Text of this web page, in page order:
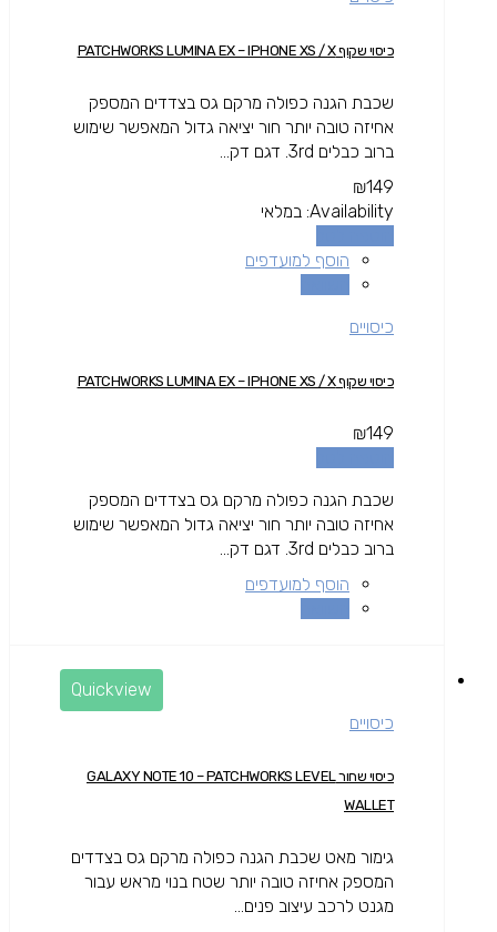
כיסוי שקוף PATCHWORKS LUMINA EX – IPHONE XS / X
שכבת הגנה כפולה מרקם גס בצדדים המספק
אחיזה טובה יותר חור יציאה גדול המאפשר שימוש
ברוב כבלים 3rd. דגם דק...
₪149
Availability: במלאי
הוסף למועדפים
כיסויים
כיסוי שקוף PATCHWORKS LUMINA EX – IPHONE XS / X
₪149
שכבת הגנה כפולה מרקם גס בצדדים המספק
אחיזה טובה יותר חור יציאה גדול המאפשר שימוש
ברוב כבלים 3rd. דגם דק...
הוסף למועדפים
Quickview
כיסויים
כיסוי שחור GALAXY NOTE 10 – PATCHWORKS LEVEL
WALLET
גימור מאט שכבת הגנה כפולה מרקם גס בצדדים
המספק אחיזה טובה יותר שטח בנוי מראש עבור
מגנט לרכב עיצוב פנים...